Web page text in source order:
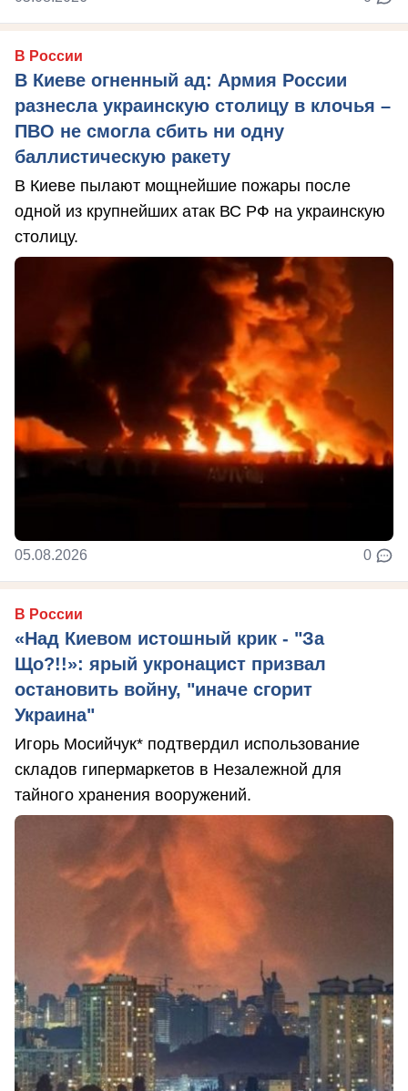
В России
В Киеве огненный ад: Армия России
разнесла украинскую столицу в клочья –
ПВО не смогла сбить ни одну
баллистическую ракету
В Киеве пылают мощнейшие пожары после
одной из крупнейших атак ВС РФ на украинскую
столицу.
05.08.2026 0
В России
«Над Киевом истошный крик - "За
Що?!!»: ярый укронацист призвал
остановить войну, "иначе сгорит
Украина"
Игорь Мосийчук* подтвердил использование
складов гипермаркетов в Незалежной для
тайного хранения вооружений.